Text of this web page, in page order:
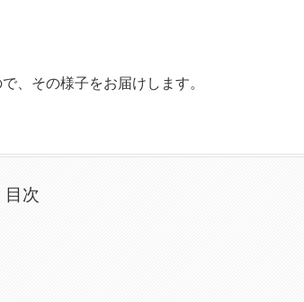
、その様子をお届けします。
目次